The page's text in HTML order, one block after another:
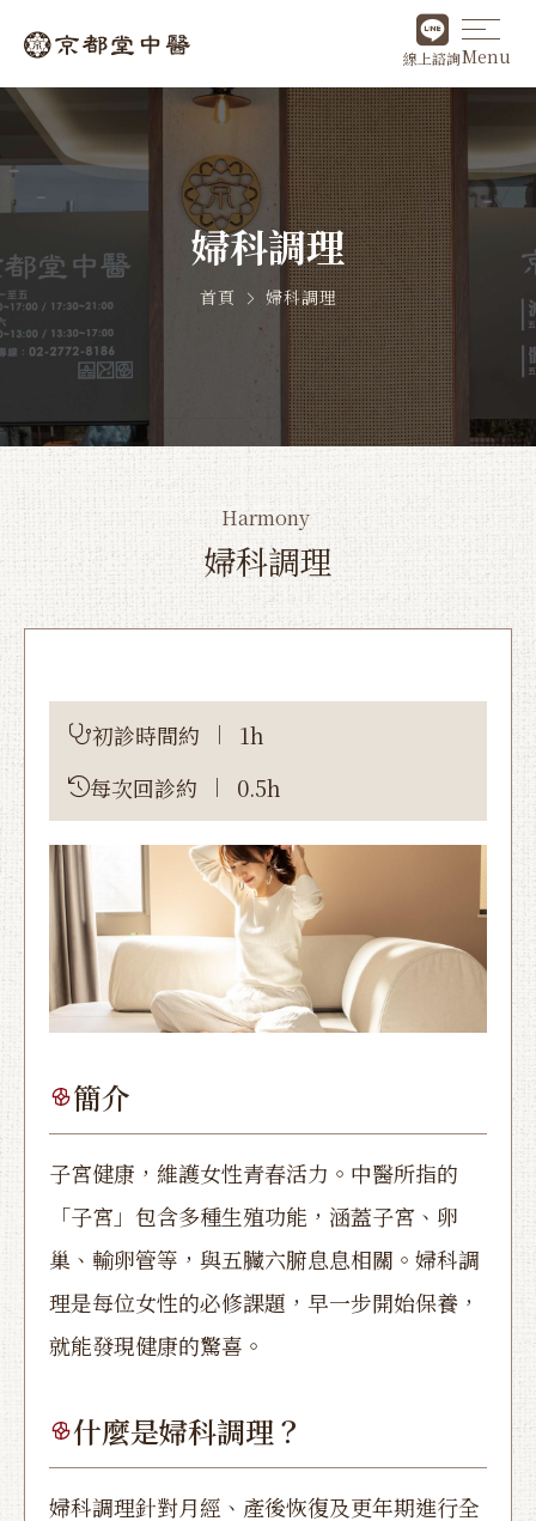
線上諮詢Menu
婦科調理
首頁 婦科調理
婦科調理
Harmony
初診時間約
1h
每次回診約
0.5h
簡介
子宮健康，維護女性青春活力。中醫所指的
「子宮」包含多種生殖功能，涵蓋子宮、卵
巢、輸卵管等，與五臟六腑息息相關。婦科調
理是每位女性的必修課題，早一步開始保養，
就能發現健康的驚喜。
什麼是婦科調理？
婦科調理針對月經、產後恢復及更年期進行全